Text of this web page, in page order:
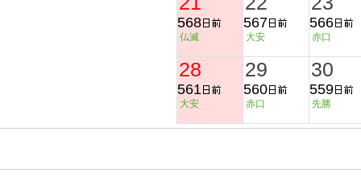
568
仏滅
567
大安
566
赤口
28
561
大安
29
560
赤口
30
559
先勝